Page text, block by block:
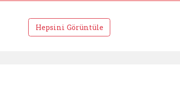
Hepsini Görüntüle